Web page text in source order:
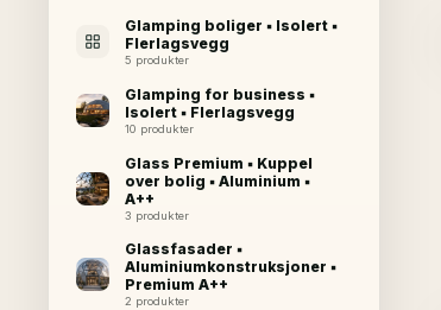
Glamping boliger ▪ Isolert ▪
Flerlagsvegg
5 produkter
Glamping for business ▪
Isolert ▪ Flerlagsvegg
10 produkter
Glass Premium ▪ Kuppel
over bolig ▪ Aluminium ▪
A++
3 produkter
Glassfasader ▪
Aluminiumkonstruksjoner ▪
Premium A++
2 produkter